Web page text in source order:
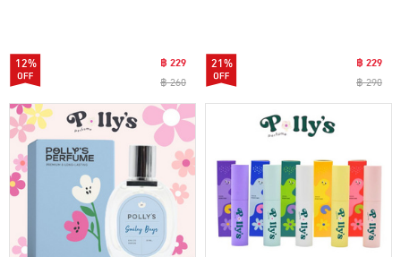
12%
฿ 229
฿ 260
21%
฿ 229
฿ 290